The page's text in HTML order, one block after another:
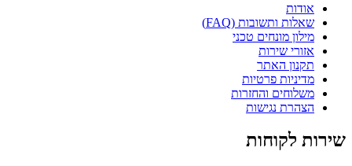
אודות
שאלות ותשובות (FAQ)
מילון מונחים טכני
אזורי שירות
תקנון האתר
מדיניות פרטיות
משלוחים והחזרות
הצהרת נגישות
שירות לקוחות